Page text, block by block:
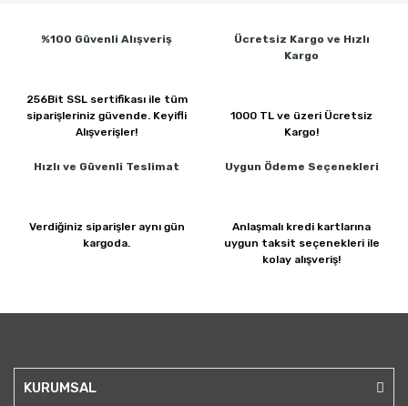
%100 Güvenli Alışveriş
256Bit SSL sertifikası ile tüm
siparişleriniz güvende. Keyifli
Alışverişler!
Ücretsiz Kargo ve Hızlı
Kargo
1000 TL ve üzeri Ücretsiz
Kargo!
Hızlı ve Güvenli Teslimat
Verdiğiniz siparişler aynı gün
kargoda.
Uygun Ödeme Seçenekleri
Anlaşmalı kredi kartlarına
uygun taksit seçenekleri ile
kolay alışveriş!
KURUMSAL